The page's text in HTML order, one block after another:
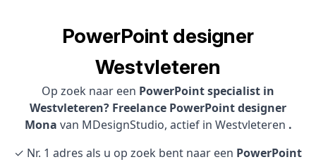
PowerPoint designer
Westvleteren
Op zoek naar een PowerPoint specialist in
Westvleteren? Freelance PowerPoint designer
Mona van MDesignStudio, actief in Westvleteren .
✓ Nr. 1 adres als u op zoek bent naar een PowerPoint